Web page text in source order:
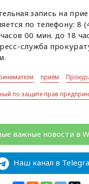
запись на
по телефону: 8
00 мин. до 18
служба
приём
по защите прав
важные новости в
Наш канал в